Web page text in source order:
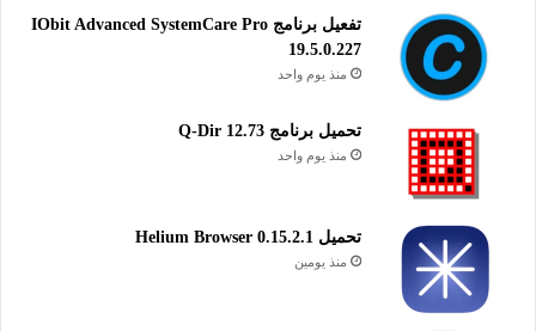
تفعيل برنامج IObit Advanced SystemCare Pro
19.5.0.227
منذ يوم واحد
تحميل برنامج Q-Dir 12.73
منذ يوم واحد
تحميل Helium Browser 0.15.2.1
منذ يومين